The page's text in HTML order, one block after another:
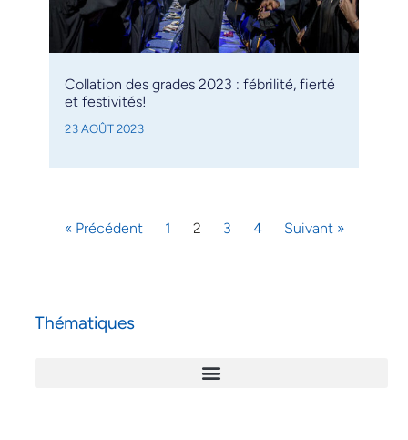
Collation des grades 2023 : fébrilité, fierté
et festivités!
23 AOÛT 2023
« Précédent 1 2 3 4 Suivant »
Thématiques